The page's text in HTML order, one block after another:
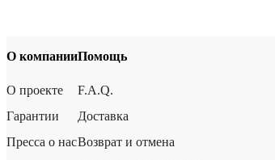
О компании
О проекте
Гарантии
Пресса о нас
Помощь
F.A.Q.
Доставка
Возврат и отмена